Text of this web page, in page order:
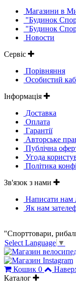
Магазини в
"Будинок
"Будинок
Новости
Сервіс
Порівняння
Особистий
Інформація
Доставка
Оплата
Гарантії
Авторське
Публічна
Угода
Політика
Зв'язок з нами
Написати нам
Як нам
"Спорттовари,
Select Language ▼
Кошик 0
Каталог